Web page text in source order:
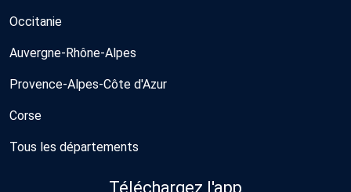
Occitanie
Auvergne-Rhône-Alpes
Provence-Alpes-Côte d'Azur
Corse
Tous les départements
Téléchargez l'app